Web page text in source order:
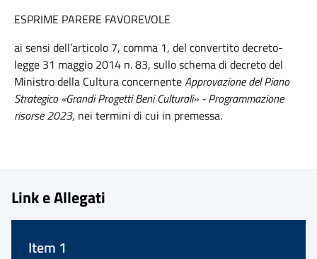
ESPRIME PARERE FAVOREVOLE
ai sensi dell’articolo 7, comma 1, del convertito decreto-
legge 31 maggio 2014 n. 83, sullo schema di decreto del
Ministro della Cultura concernenteApprovazione del Piano
Strategico «Grandi Progetti Beni Culturali» - Programmazione
risorse 2023, nei termini di cui in premessa.
Link e Allegati
Item 1